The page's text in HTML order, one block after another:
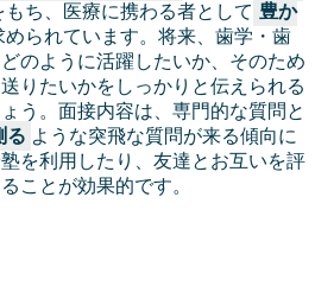
もち、医療に携わる者として 豊か
められています。将来、歯学・歯
のように活躍したいか、そのため
りたいかをしっかりと伝えられる
う。面接内容は、専門的な質問と
る ような突飛な質問が来る傾向に
を利用したり、友達とお互いを評
ことが効果的です。